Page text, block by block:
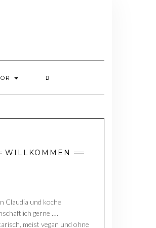
WILLKOMMEN
Claudia und koche
gerne ….
meist vegan und ohne